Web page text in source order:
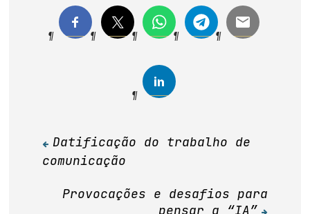
Navegação
de
Post
Datificação do trabalho de
comunicação
Provocações e desafios para
pensar a “IA”